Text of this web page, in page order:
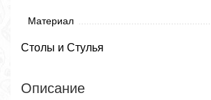
Материал
Столы и Стулья
Описание